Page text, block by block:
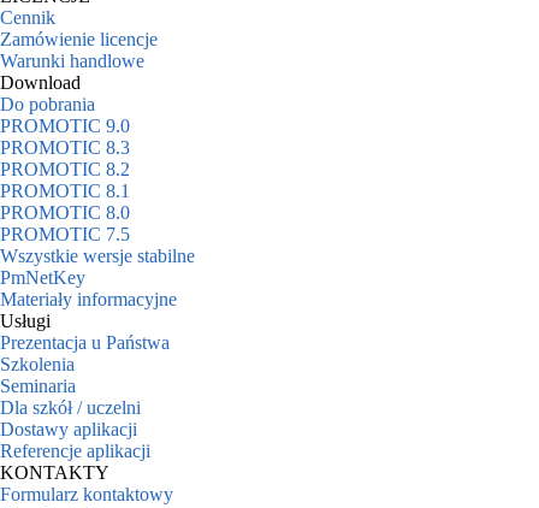
Cennik
Zamówienie licencje
Warunki handlowe
Download
Do pobrania
PROMOTIC 9.0
PROMOTIC 8.3
PROMOTIC 8.2
PROMOTIC 8.1
PROMOTIC 8.0
PROMOTIC 7.5
Wszystkie wersje stabilne
PmNetKey
Materiały informacyjne
Usługi
Prezentacja u Państwa
Szkolenia
Seminaria
Dla szkół / uczelni
Dostawy aplikacji
Referencje aplikacji
KONTAKTY
Formularz kontaktowy